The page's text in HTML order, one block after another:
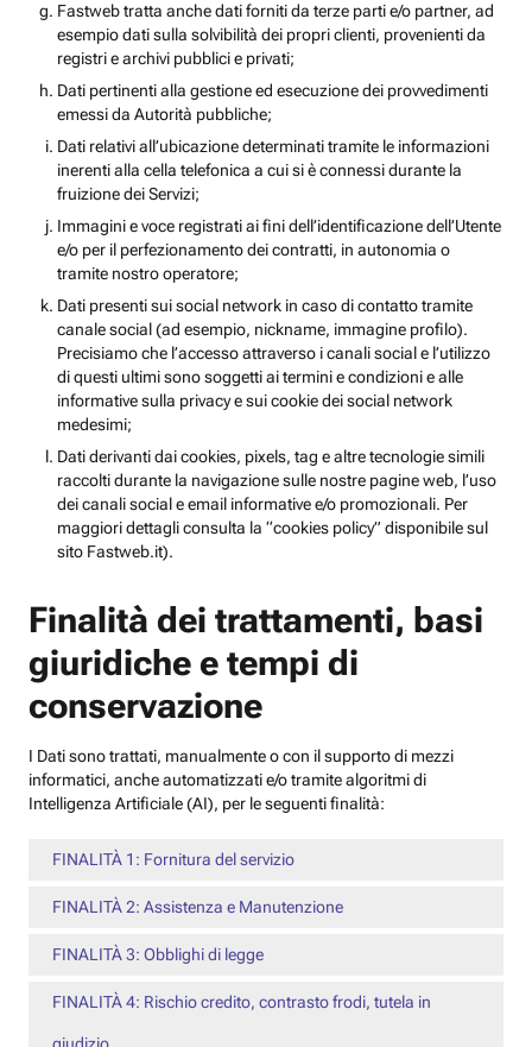
Fastweb tratta anche dati forniti da terze parti e/o partner, ad
esempio dati sulla solvibilità dei propri clienti, provenienti da
registri e archivi pubblici e privati;
Dati pertinenti alla gestione ed esecuzione dei provvedimenti
emessi da Autorità pubbliche;
Dati relativi all’ubicazione determinati tramite le informazioni
inerenti alla cella telefonica a cui si è connessi durante la
fruizione dei Servizi;
Immagini e voce registrati ai fini dell’identificazione dell’Utente
e/o per il perfezionamento dei contratti, in autonomia o
tramite nostro operatore;
Dati presenti sui social network in caso di contatto tramite
canale social (ad esempio, nickname, immagine profilo).
Precisiamo che l’accesso attraverso i canali social e l’utilizzo
di questi ultimi sono soggetti ai termini e condizioni e alle
informative sulla privacy e sui cookie dei social network
medesimi;
Dati derivanti dai cookies, pixels, tag e altre tecnologie simili
raccolti durante la navigazione sulle nostre pagine web, l’uso
dei canali social e email informative e/o promozionali. Per
maggiori dettagli consulta la “cookies policy” disponibile sul
sito Fastweb.it).
Finalità dei trattamenti, basi
giuridiche e tempi di
conservazione
I Dati sono trattati, manualmente o con il supporto di mezzi
informatici, anche automatizzati e/o tramite algoritmi di
Intelligenza Artificiale (AI), per le seguenti finalità:
FINALITÀ 1: Fornitura del servizio
FINALITÀ 2: Assistenza e Manutenzione
FINALITÀ 3: Obblighi di legge
FINALITÀ 4: Rischio credito, contrasto frodi, tutela in